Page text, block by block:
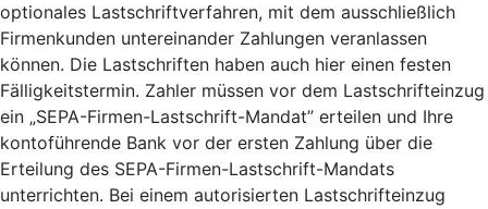
optionales Lastschriftverfahren, mit dem ausschließlich
Firmenkunden untereinander Zahlungen veranlassen
können. Die Lastschriften haben auch hier einen festen
Fälligkeitstermin. Zahler müssen vor dem Lastschrifteinzug
ein „SEPA-Firmen-Lastschrift-Mandat” erteilen und Ihre
kontoführende Bank vor der ersten Zahlung über die
Erteilung des SEPA-Firmen-Lastschrift-Mandats
unterrichten. Bei einem autorisierten Lastschrifteinzug